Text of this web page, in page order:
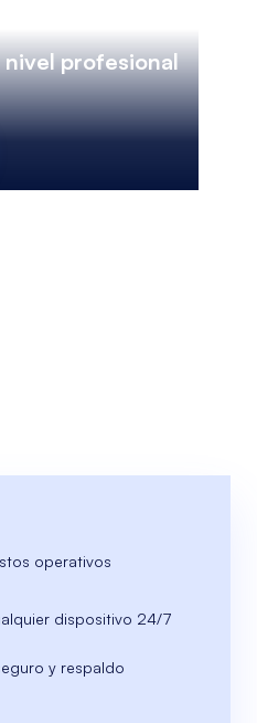
operativos
dispositivo 24/7
y respaldo
nivel profesional